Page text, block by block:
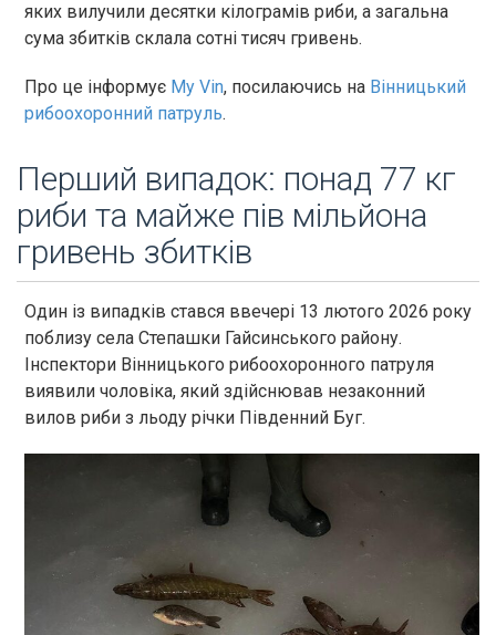
яких вилучили десятки кілограмів риби, а загальна
сума збитків склала сотні тисяч гривень.
Про це інформує My Vin, посилаючись на Вінницький
рибоохоронний патруль.
Перший випадок: понад 77 кг
риби та майже пів мільйона
гривень збитків
Один із випадків стався ввечері 13 лютого 2026 року
поблизу села Степашки Гайсинського району.
Інспектори Вінницького рибоохоронного патруля
виявили чоловіка, який здійснював незаконний
вилов риби з льоду річки Південний Буг.